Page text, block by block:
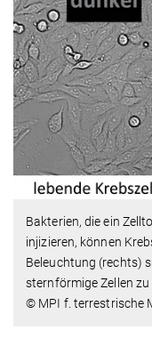
Bakterien, die ein
injizieren, können
Beleuchtung (rechts)
sternförmige Zellen zu
© MPI f. terrestrische